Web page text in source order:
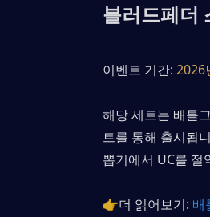
블러드페더
이벤트 기간: 2026
해당 세트는 배틀
트를 통해 출시됩
뽑기에서 UC를 절
👉더 읽어보기: 배